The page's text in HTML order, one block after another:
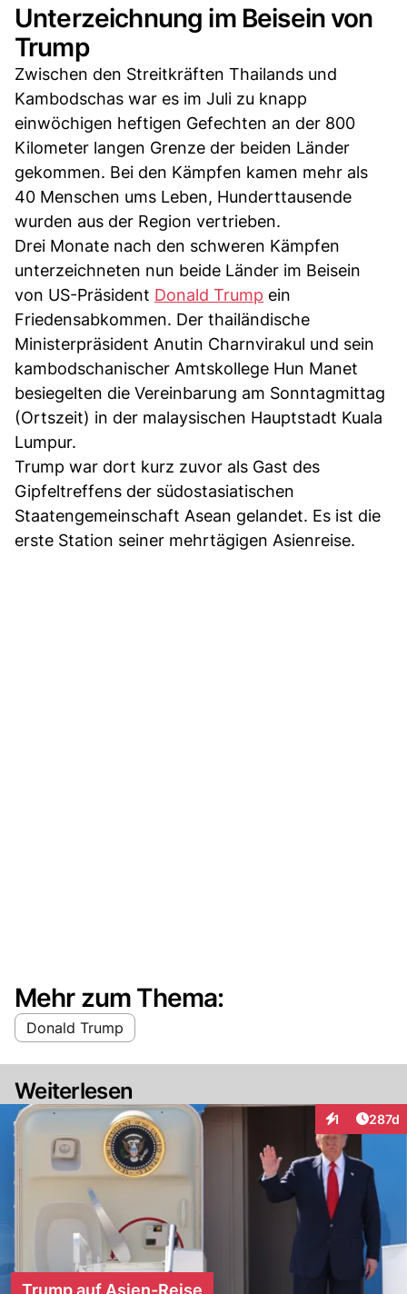
Unterzeichnung im Beisein von
Trump
Zwischen den Streitkräften Thailands und
Kambodschas war es im Juli zu knapp
einwöchigen heftigen Gefechten an der 800
Kilometer langen Grenze der beiden Länder
gekommen. Bei den Kämpfen kamen mehr als
40 Menschen ums Leben, Hunderttausende
wurden aus der Region vertrieben.
Drei Monate nach den schweren Kämpfen
unterzeichneten nun beide Länder im Beisein
von US-Präsident Donald Trump ein
Friedensabkommen. Der thailändische
Ministerpräsident Anutin Charnvirakul und sein
kambodschanischer Amtskollege Hun Manet
besiegelten die Vereinbarung am Sonntagmittag
(Ortszeit) in der malaysischen Hauptstadt Kuala
Lumpur.
Trump war dort kurz zuvor als Gast des
Gipfeltreffens der südostasiatischen
Staatengemeinschaft Asean gelandet. Es ist die
erste Station seiner mehrtägigen Asienreise.
Mehr zum Thema:
Donald Trump
Weiterlesen
1
Interaktionen
287d
Trump auf Asien-Reise